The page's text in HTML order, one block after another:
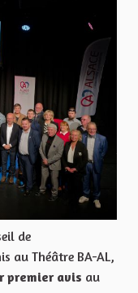
de
au Théâtre BA-AL,
premier avis au